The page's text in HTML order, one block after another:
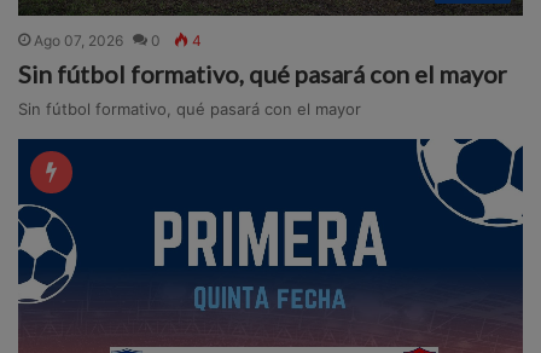
Ago 07, 2026 0 4
Sin fútbol formativo, qué pasará con el mayor
Sin fútbol formativo, qué pasará con el mayor